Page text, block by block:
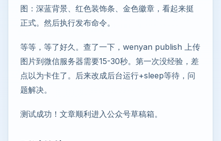
图：深蓝背景、红色装饰条、金色徽章，看起来挺
正式。然后执行发布命令。
等等，等了好久。查了一下，wenyan publish 上传
图片到微信服务器需要15-30秒。第一次没经验，差
点以为卡住了。后来改成后台运行+sleep等待，问
题解决。
测试成功！文章顺利进入公众号草稿箱。